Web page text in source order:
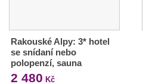
Rakouské Alpy: 3* hotel
se snídaní nebo
polopenzí, sauna
2 480 Kč